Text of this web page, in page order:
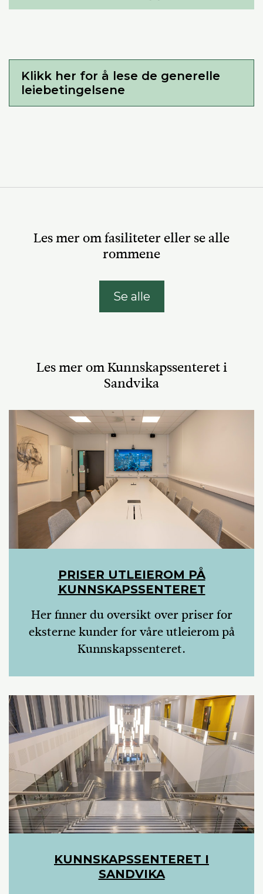
Klikk her for å lese de generelle
leiebetingelsene
Les mer om fasiliteter eller se alle
rommene
Se alle
Les mer om Kunnskapssenteret i
Sandvika
PRISER UTLEIEROM PÅ
KUNNSKAPSSENTERET
Her finner du oversikt over priser for
eksterne kunder for våre utleierom på
Kunnskapssenteret.
KUNNSKAPSSENTERET I
SANDVIKA